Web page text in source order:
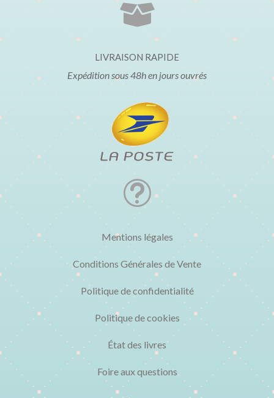

LIVRAISON RAPIDE
Expédition sous 48h en jours ouvrés
t
Mentions légales
Conditions Générales de Vente
Politique de confidentialité
Politique de cookies
État des livres
Foire aux questions